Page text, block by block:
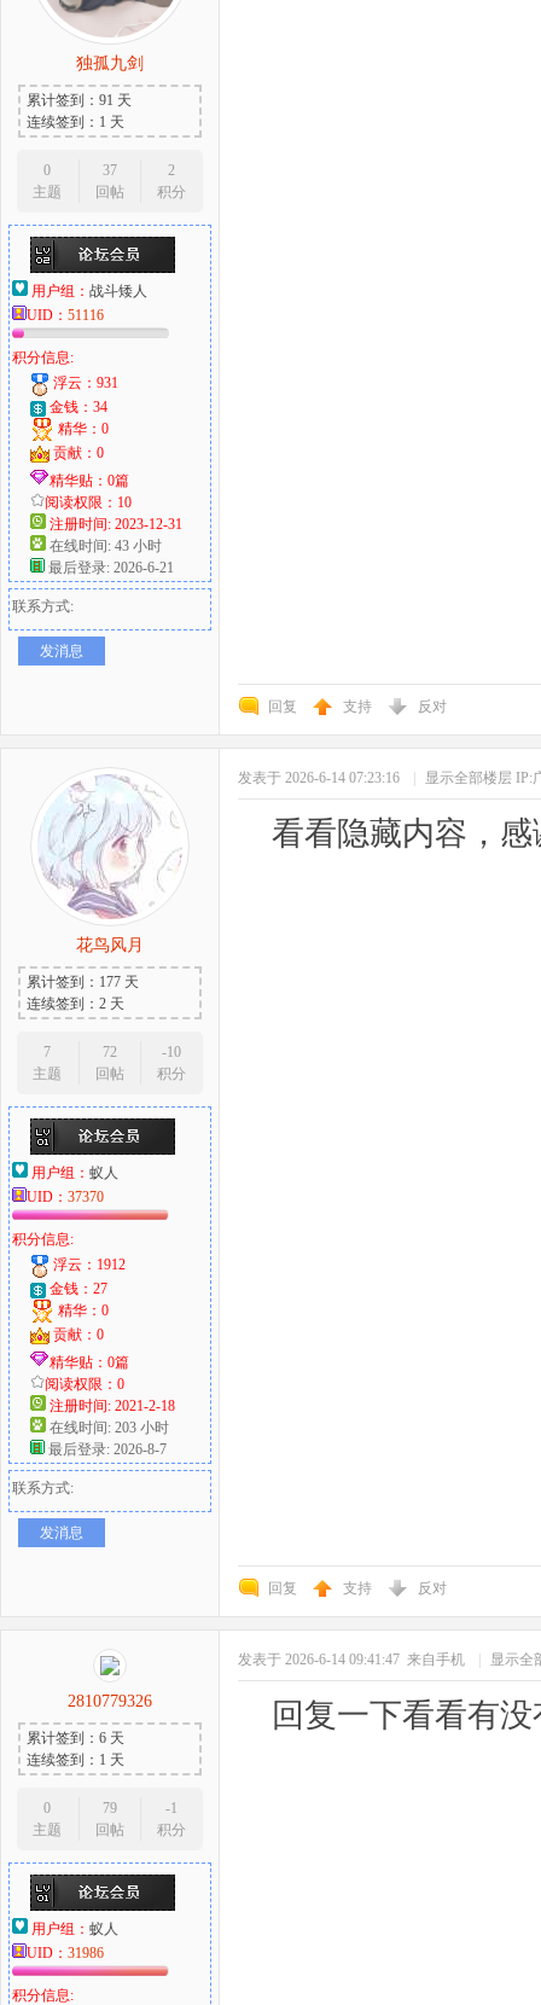
独孤九剑
累计签到：91 天
连续签到：1 天
0
主题
37
回帖
2
积分
用户组： 战斗矮人
UID： 51116
积分信息:
浮云：931
金钱：34
精华：0
贡献：0
精华贴：0篇
阅读权限：10
注册时间: 2023-12-31
在线时间: 43 小时
最后登录: 2026-6-21
联系方式:
发消息
回复 支持 反对
花鸟风月
累计签到：177 天
连续签到：2 天
7
主题
72
回帖
-10
积分
用户组： 蚁人
UID： 37370
积分信息:
浮云：1912
金钱：27
精华：0
贡献：0
精华贴：0篇
阅读权限：0
注册时间: 2021-2-18
在线时间: 203 小时
最后登录: 2026-8-7
联系方式:
发消息
发表于 2026-6-14 07:23:16 显示全部楼层 IP:
看看隐藏内容，
回复 支持 反对
2810779326
累计签到：6 天
连续签到：1 天
0
主题
79
回帖
-1
积分
用户组： 蚁人
UID： 31986
积分信息:
发表于 2026-6-14 09:41:47 来自手机 显示全
回复一下看看有